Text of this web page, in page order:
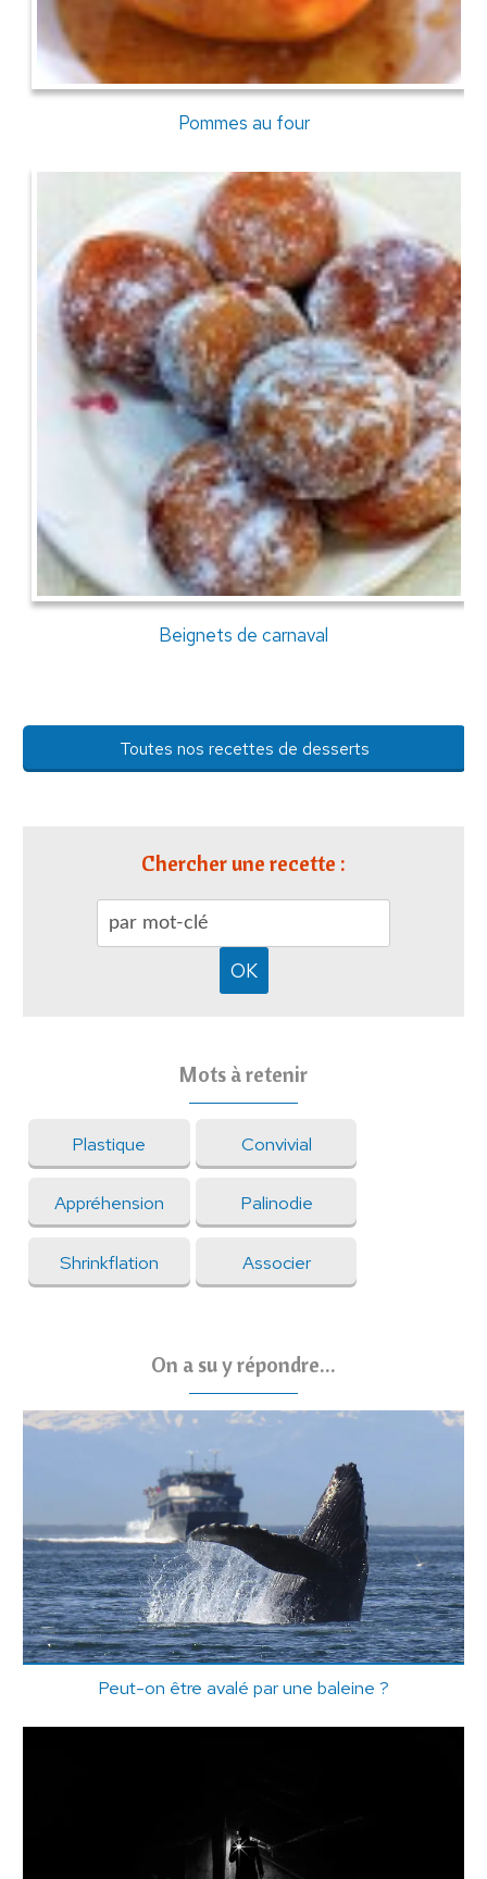
Pommes au four
Beignets de carnaval
Toutes nos recettes de desserts
Chercher une recette :
Mots à retenir
Plastique Convivial
Appréhension Palinodie
Shrinkflation Associer
On a su y répondre...
Peut-on être avalé par une baleine ?